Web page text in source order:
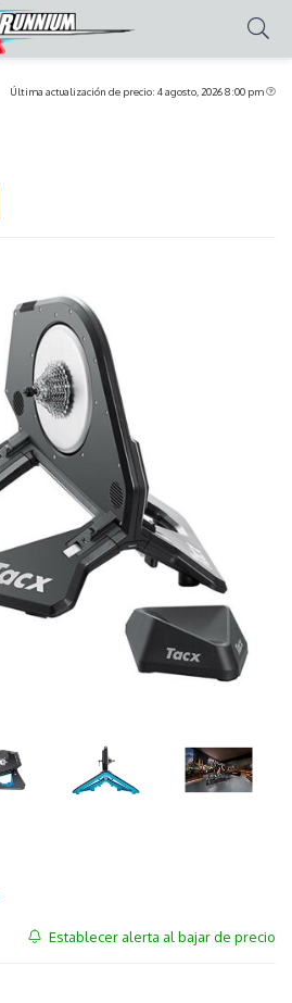
Última actualización de precio: 4 agosto, 2026 8:00 pm
Establecer alerta al bajar de precio